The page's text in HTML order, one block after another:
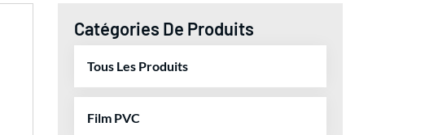
Catégories De Produits
Tous Les Produits
Film PVC